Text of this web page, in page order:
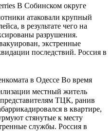
В Собинском округе
атаковали крупный
в результате чего на
разрушения.
экстренные
последствий. Россия в
в Одессе Во время
местный житель
ТЦК, ранив
в квартире,
стянутые к месту
службы. Россия в